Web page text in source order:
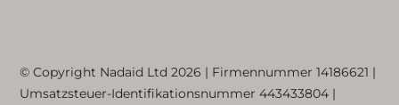
© Copyright Nadaid Ltd 2026 | Firmennummer14186621 |
Umsatzsteuer-Identifikationsnummer443433804 |